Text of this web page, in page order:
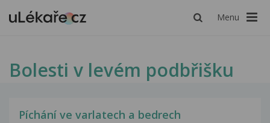
Menu
Bolesti v levém podbřišku
Píchání ve varlatech a bedrech